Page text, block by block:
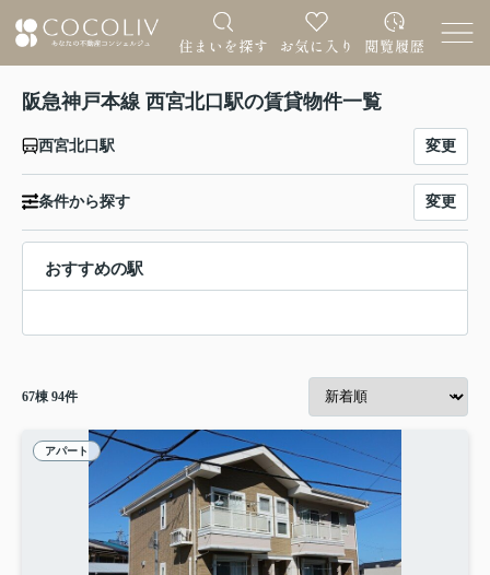
阪急神戸本線 西宮北口駅の賃貸物件一覧
西宮北口駅 変更
条件から探す 変更
おすすめの駅
67棟 94件
アパート